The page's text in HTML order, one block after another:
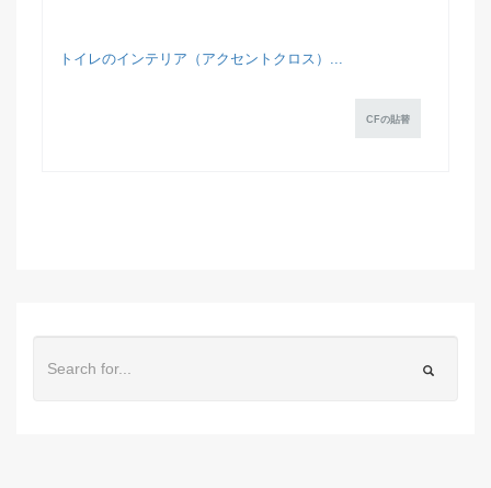
トイレのインテリア（アクセントクロス）...
CFの貼替